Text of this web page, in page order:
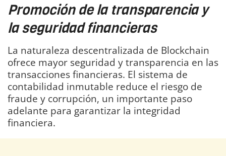
Promoción de la transparencia y
la seguridad financieras
La naturaleza descentralizada de Blockchain
ofrece mayor seguridad y transparencia en las
transacciones financieras. El sistema de
contabilidad inmutable reduce el riesgo de
fraude y corrupción, un importante paso
adelante para garantizar la integridad
financiera.